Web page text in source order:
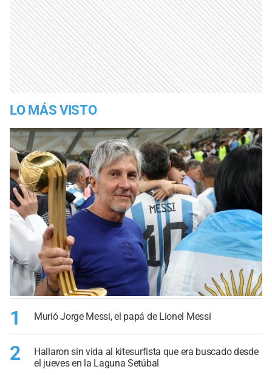
LO MÁS VISTO
1 Murió Jorge Messi, el papá de Lionel Messi
2
Hallaron sin vida al kitesurfista que era buscado desde
el jueves en la Laguna Setúbal